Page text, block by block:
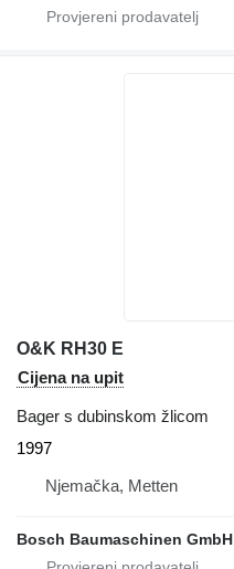
O&K RH30 E
Cijena na upit
Bager s dubinskom žlicom
1997
Njemačka, Metten
Bosch Baumaschinen GmbH